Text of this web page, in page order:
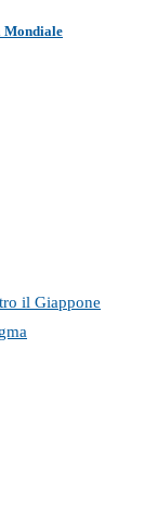
Mondiale
il Giappone